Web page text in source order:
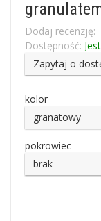
Dodaj recenzję:
Dostępność: Jest
Zapytaj o
kolor
granatowy
pokrowiec
brak